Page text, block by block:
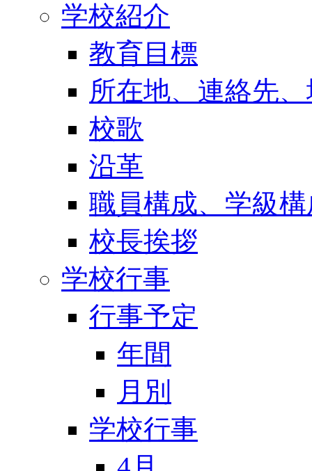
学校紹介
教育目標
所在地、連絡先
校歌
沿革
職員構成、学級
校長挨拶
学校行事
行事予定
年間
月別
学校行事